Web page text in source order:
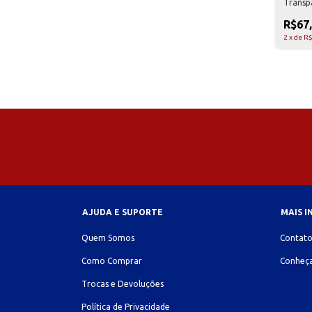
2 xde
AJUDA E SUPORTE
Quem Somos
Como Comprar
Trocas e Devoluções
Política de Privacidade
MAIS
Contato